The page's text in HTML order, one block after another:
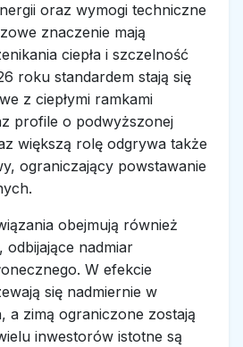
oraz wymogi techniczne
znaczenie mają
ciepła i szczelność
roku standardem stają się
z ciepłymi ramkami
profile o podwyższonej
większą rolę odgrywa także
ograniczający powstawanie
obejmują również
nadmiar
W efekcie
się nadmiernie w
a zimą ograniczone zostają
inwestorów istotne są